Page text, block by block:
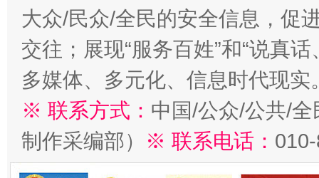
大众/民众/全民的安全信息，促
交往；展现“服务百姓”和“说真
多媒体、多元化、信息时代现实
※ 联系方式： 中国/公众/公共/
制作采编部）
※ 联系电话：